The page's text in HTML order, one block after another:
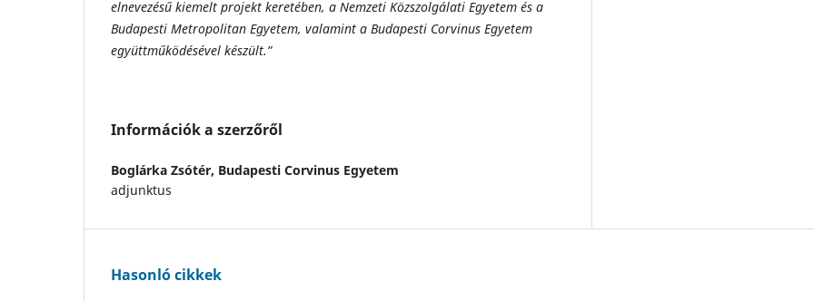
elnevezésű kiemelt projekt keretében, a Nemzeti Közszolgálati Egyetem és a
Budapesti Metropolitan Egyetem, valamint a Budapesti Corvinus Egyetem
együttműködésével készült.”
Információk a szerzőről
Boglárka Zsótér, Budapesti Corvinus Egyetem
adjunktus
Hasonló cikkek